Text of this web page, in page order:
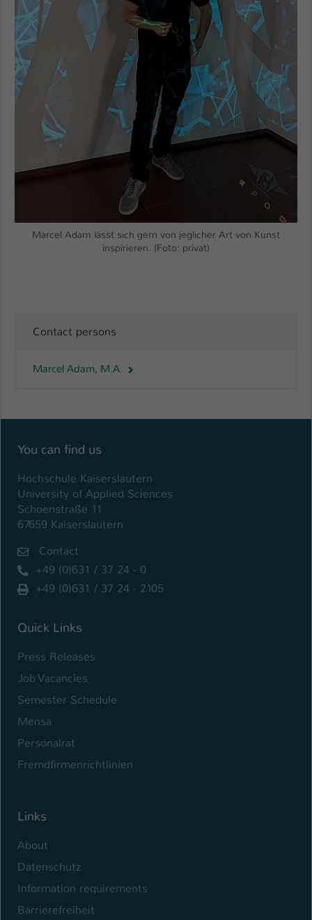
Marcel Adam lässt sich gern von jeglicher Art von Kunst
inspirieren. (Foto: privat)
Contact persons
Marcel Adam, M.A.
You can find us
Hochschule Kaiserslautern
University of Applied Sciences
Schoenstraße 11
67659 Kaiserslautern
Contact
+49 (0)631 / 37 24 - 0
+49 (0)631 / 37 24 - 2105
Quick Links
Press Releases
Job Vacancies
Semester Schedule
Mensa
Personalrat
Fremdfirmenrichtlinien
Links
About
Datenschutz
Information requirements
Barrierefreiheit